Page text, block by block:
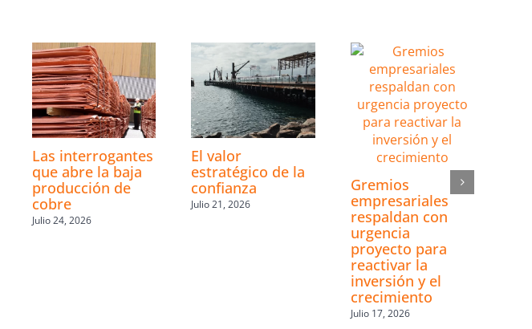
Las interrogantes
que abre la baja
producción de
cobre
Julio 24, 2026
El valor
estratégico de la
confianza
Julio 21, 2026
Gremios
empresariales
respaldan con
urgencia
proyecto para
reactivar la
inversión y el
crecimiento
Julio 17, 2026